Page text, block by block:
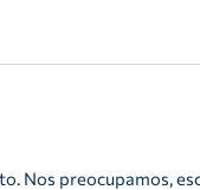
Nos preocupamos,